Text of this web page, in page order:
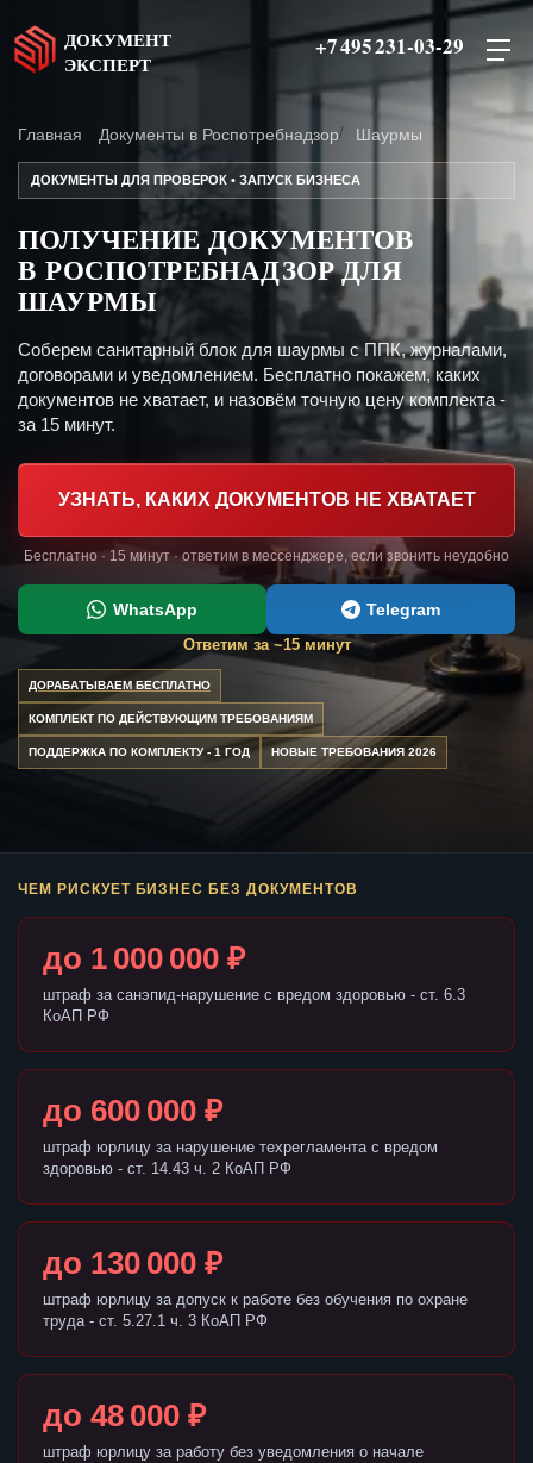
ДОКУМЕНТ
ЭКСПЕРТ
+7 495 231-03-29
Главная Документы в Роспотребнадзор Шаурмы
ДОКУМЕНТЫ ДЛЯ ПРОВЕРОК • ЗАПУСК БИЗНЕСА
ПОЛУЧЕНИЕ ДОКУМЕНТОВ
В РОСПОТРЕБНАДЗОР ДЛЯ
ШАУРМЫ
Соберем санитарный блок для шаурмы с ППК, журналами,
договорами и уведомлением. Бесплатно покажем, каких
документов не хватает, и назовём точную цену комплекта -
за 15 минут.
УЗНАТЬ, КАКИХ ДОКУМЕНТОВ НЕ ХВАТАЕТ
Бесплатно · 15 минут · ответим в мессенджере, если звонить неудобно
WhatsApp Telegram
Ответим за ~15 минут
ДОРАБАТЫВАЕМ БЕСПЛАТНО
КОМПЛЕКТ ПО ДЕЙСТВУЮЩИМ ТРЕБОВАНИЯМ
ПОДДЕРЖКА ПО КОМПЛЕКТУ - 1 ГОД НОВЫЕ ТРЕБОВАНИЯ 2026
ЧЕМ РИСКУЕТ БИЗНЕС БЕЗ ДОКУМЕНТОВ
до 1 000 000 ₽
штраф за санэпид-нарушение с вредом здоровью - ст. 6.3
КоАП РФ
до 600 000 ₽
штраф юрлицу за нарушение техрегламента с вредом
здоровью - ст. 14.43 ч. 2 КоАП РФ
до 130 000 ₽
штраф юрлицу за допуск к работе без обучения по охране
труда - ст. 5.27.1 ч. 3 КоАП РФ
до 48 000 ₽
штраф юрлицу за работу без уведомления о начале